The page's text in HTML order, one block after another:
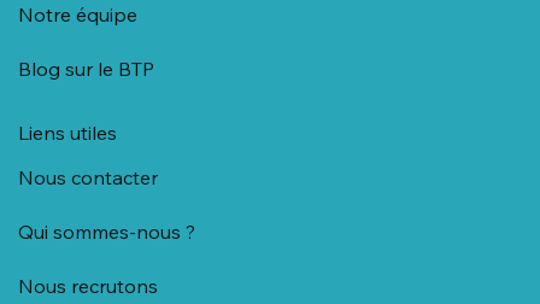
Notre équipe
Blog sur le BTP
Liens utiles
Nous contacter
Qui sommes-nous ?
Nous recrutons